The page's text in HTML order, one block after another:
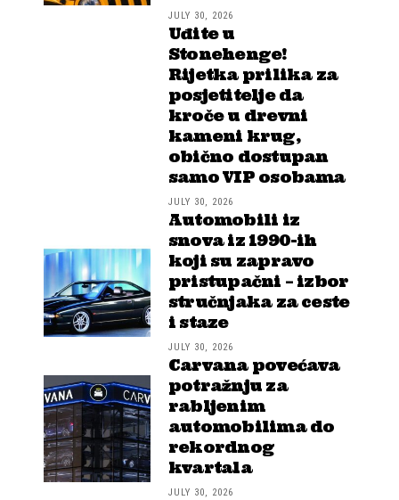
JULY 30, 2026
Uđite u
Stonehenge!
Rijetka prilika za
posjetitelje da
kroče u drevni
kameni krug,
obično dostupan
samo VIP osobama
JULY 30, 2026
Automobili iz
snova iz 1990-ih
koji su zapravo
pristupačni – izbor
stručnjaka za ceste
i staze
JULY 30, 2026
Carvana povećava
potražnju za
rabljenim
automobilima do
rekordnog
kvartala
JULY 30, 2026